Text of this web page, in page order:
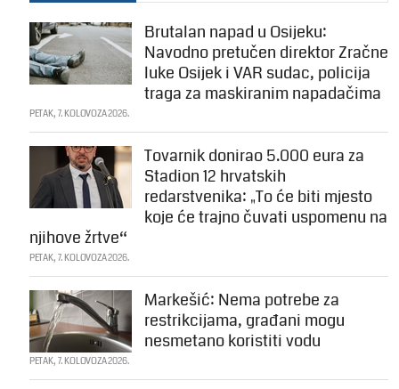
Brutalan napad u Osijeku:
Navodno pretučen direktor Zračne
luke Osijek i VAR sudac, policija
traga za maskiranim napadačima
PETAK, 7. KOLOVOZA 2026.
Tovarnik donirao 5.000 eura za
Stadion 12 hrvatskih
redarstvenika: „To će biti mjesto
koje će trajno čuvati uspomenu na
njihove žrtve“
PETAK, 7. KOLOVOZA 2026.
Markešić: Nema potrebe za
restrikcijama, građani mogu
nesmetano koristiti vodu
PETAK, 7. KOLOVOZA 2026.